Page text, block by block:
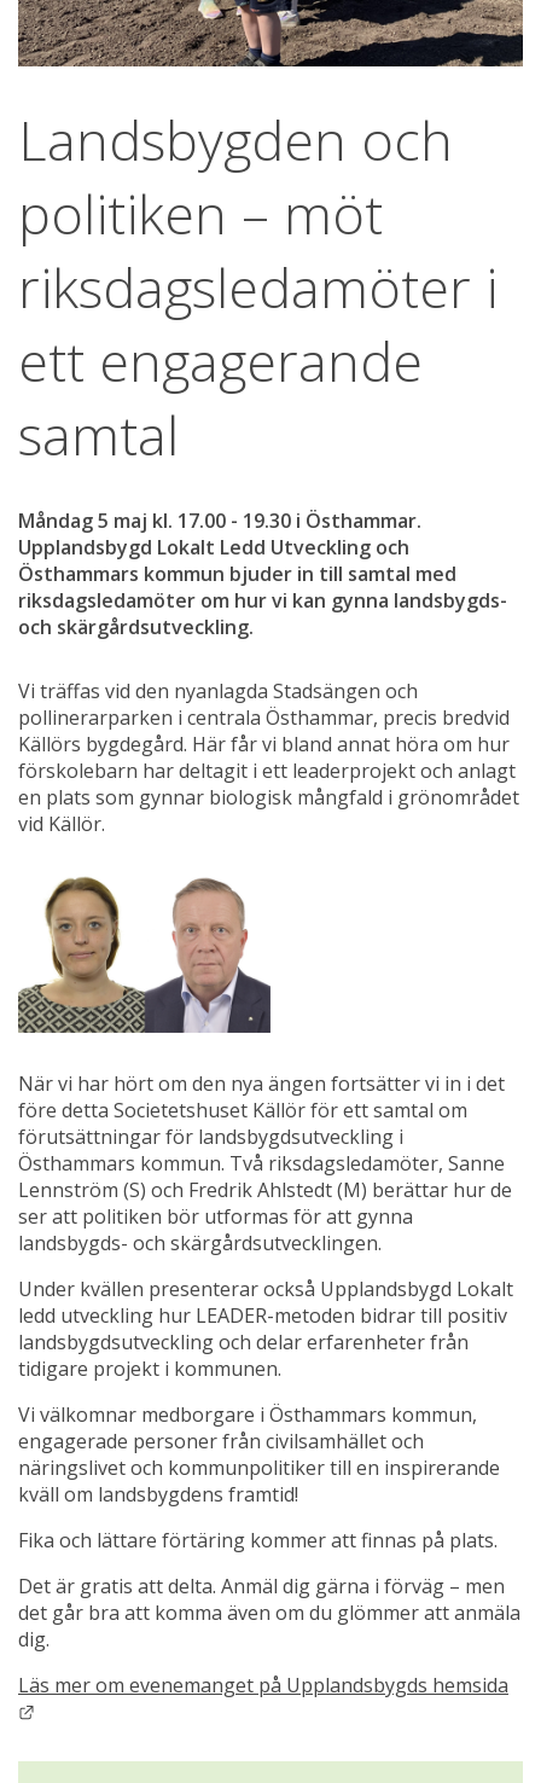
Landsbygden och
politiken – möt
riksdagsledamöter i
ett engagerande
samtal
Måndag 5 maj kl. 17.00 - 19.30 i Östhammar.
Upplandsbygd Lokalt Ledd Utveckling och
Östhammars kommun bjuder in till samtal med
riksdagsledamöter om hur vi kan gynna landsbygds-
och skärgårdsutveckling.
Vi träffas vid den nyanlagda Stadsängen och
pollinerarparken i centrala Östhammar, precis bredvid
Källörs bygdegård. Här får vi bland annat höra om hur
förskolebarn har deltagit i ett leaderprojekt och anlagt
en plats som gynnar biologisk mångfald i grönområdet
vid Källör.
När vi har hört om den nya ängen fortsätter vi in i det
före detta Societetshuset Källör för ett samtal om
förutsättningar för landsbygdsutveckling i
Östhammars kommun. Två riksdagsledamöter, Sanne
Lennström (S) och Fredrik Ahlstedt (M) berättar hur de
ser att politiken bör utformas för att gynna
landsbygds- och skärgårdsutvecklingen.
Under kvällen presenterar också Upplandsbygd Lokalt
ledd utveckling hur LEADER-metoden bidrar till positiv
landsbygdsutveckling och delar erfarenheter från
tidigare projekt i kommunen.
Vi välkomnar medborgare i Östhammars kommun,
engagerade personer från civilsamhället och
näringslivet och kommunpolitiker till en inspirerande
kväll om landsbygdens framtid!
Fika och lättare förtäring kommer att finnas på plats.
Det är gratis att delta. Anmäl dig gärna i förväg – men
det går bra att komma även om du glömmer att anmäla
dig.
Läs mer om evenemanget på Upplandsbygds hemsida